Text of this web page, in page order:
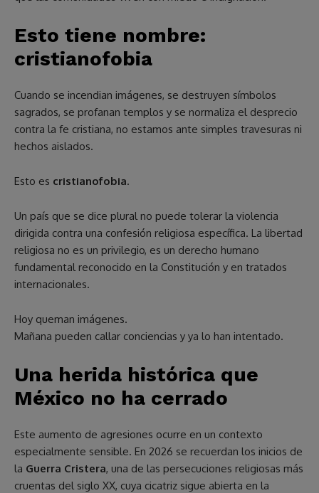
Esto tiene nombre:
cristianofobia
Cuando se incendian imágenes, se destruyen símbolos
sagrados, se profanan templos y se normaliza el desprecio
contra la fe cristiana, no estamos ante simples travesuras ni
hechos aislados.
Esto es cristianofobia.
Un país que se dice plural no puede tolerar la violencia
dirigida contra una confesión religiosa específica. La libertad
religiosa no es un privilegio, es un derecho humano
fundamental reconocido en la Constitución y en tratados
internacionales.
Hoy queman imágenes.
Mañana pueden callar conciencias y ya lo han intentado.
Una herida histórica que
México no ha cerrado
Este aumento de agresiones ocurre en un contexto
especialmente sensible. En 2026 se recuerdan los inicios de
la Guerra Cristera, una de las persecuciones religiosas más
cruentas del siglo XX, cuya cicatriz sigue abierta en la